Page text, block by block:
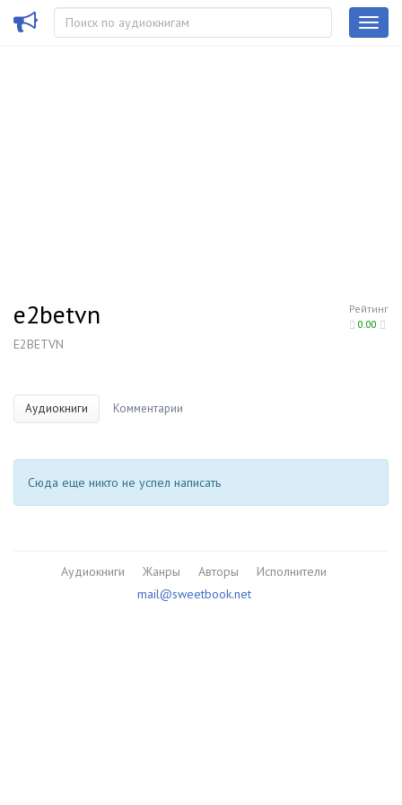
Рейтинг
0.00
e2betvn
E2BETVN
Аудиокниги Комментарии
Сюда еще никто не успел написать
Аудиокниги Жанры Авторы
Исполнители
mail@sweetbook.net